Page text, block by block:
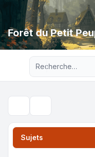
Forêt du Petit
Recherche
Sujets